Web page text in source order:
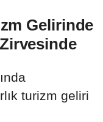
Gelirinde
turizm geliri